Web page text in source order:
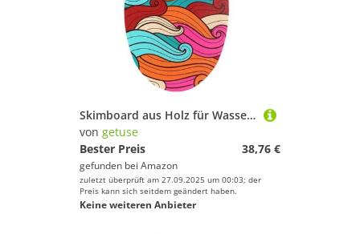
Skimboard aus Holz für Wassersport, Strandsandbrett, kleines Surfbrett für Teenager, Kinder, Erwachsene, 3 Größen: 89 x 50 cm G
von getuse
Bester Preis
38,76 €
gefunden bei Amazon
zuletzt überprüft am 27.09.2025 um 00:03; der
Preis kann sich seitdem geändert haben.
Keine weiteren Anbieter